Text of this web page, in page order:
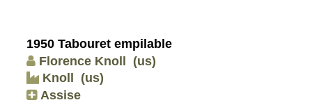
1950 Tabouret empilable
Florence Knoll (us)
Knoll
(us)
Assise